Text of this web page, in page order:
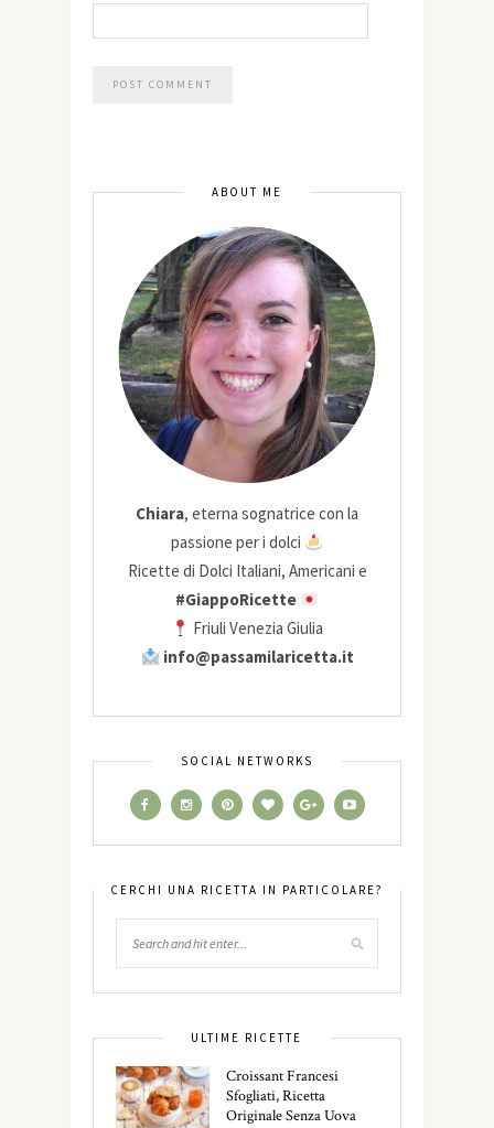
ABOUT ME
Chiara, eterna sognatrice con la
passione per i dolci
Ricette di Dolci Italiani, Americani e
#GiappoRicette
Friuli Venezia Giulia
info@passamilaricetta.it
SOCIAL NETWORKS
CERCHI UNA RICETTA IN PARTICOLARE?
ULTIME RICETTE
Croissant Francesi
Sfogliati, Ricetta
Originale Senza Uova